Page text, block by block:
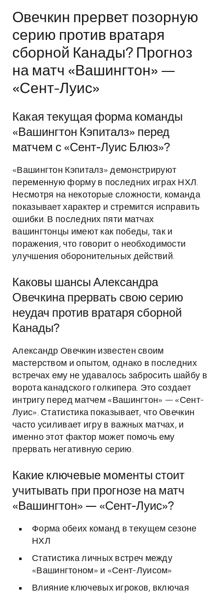
Овечкин прервет позорную
серию против вратаря
сборной Канады? Прогноз
на матч «Вашингтон» —
«Сент-Луис»
Какая текущая форма команды
«Вашингтон Кэпиталз» перед
матчем с «Сент-Луис Блюз»?
«Вашингтон Кэпиталз» демонстрируют
переменную форму в последних играх НХЛ.
Несмотря на некоторые сложности, команда
показывает характер и стремится исправить
ошибки. В последних пяти матчах
вашингтонцы имеют как победы, так и
поражения, что говорит о необходимости
улучшения оборонительных действий.
Каковы шансы Александра
Овечкина прервать свою серию
неудач против вратаря сборной
Канады?
Александр Овечкин известен своим
мастерством и опытом, однако в последних
встречах ему не удавалось забросить шайбу в
ворота канадского голкипера. Это создает
интригу перед матчем «Вашингтон» — «Сент-
Луис». Статистика показывает, что Овечкин
часто усиливает игру в важных матчах, и
именно этот фактор может помочь ему
прервать негативную серию.
Какие ключевые моменты стоит
учитывать при прогнозе на матч
«Вашингтон» — «Сент-Луис»?
Форма обеих команд в текущем сезоне
НХЛ
Статистика личных встреч между
«Вашингтоном» и «Сент-Луисом»
Влияние ключевых игроков, включая